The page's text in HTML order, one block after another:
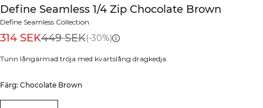
Define Seamless 1/4 Zip Chocolate Brown
Define Seamless Collection
314 SEK449 SEK(-30%)
Tunn långärmad tröja med kvartslång dragkedja.
Färg: Chocolate Brown